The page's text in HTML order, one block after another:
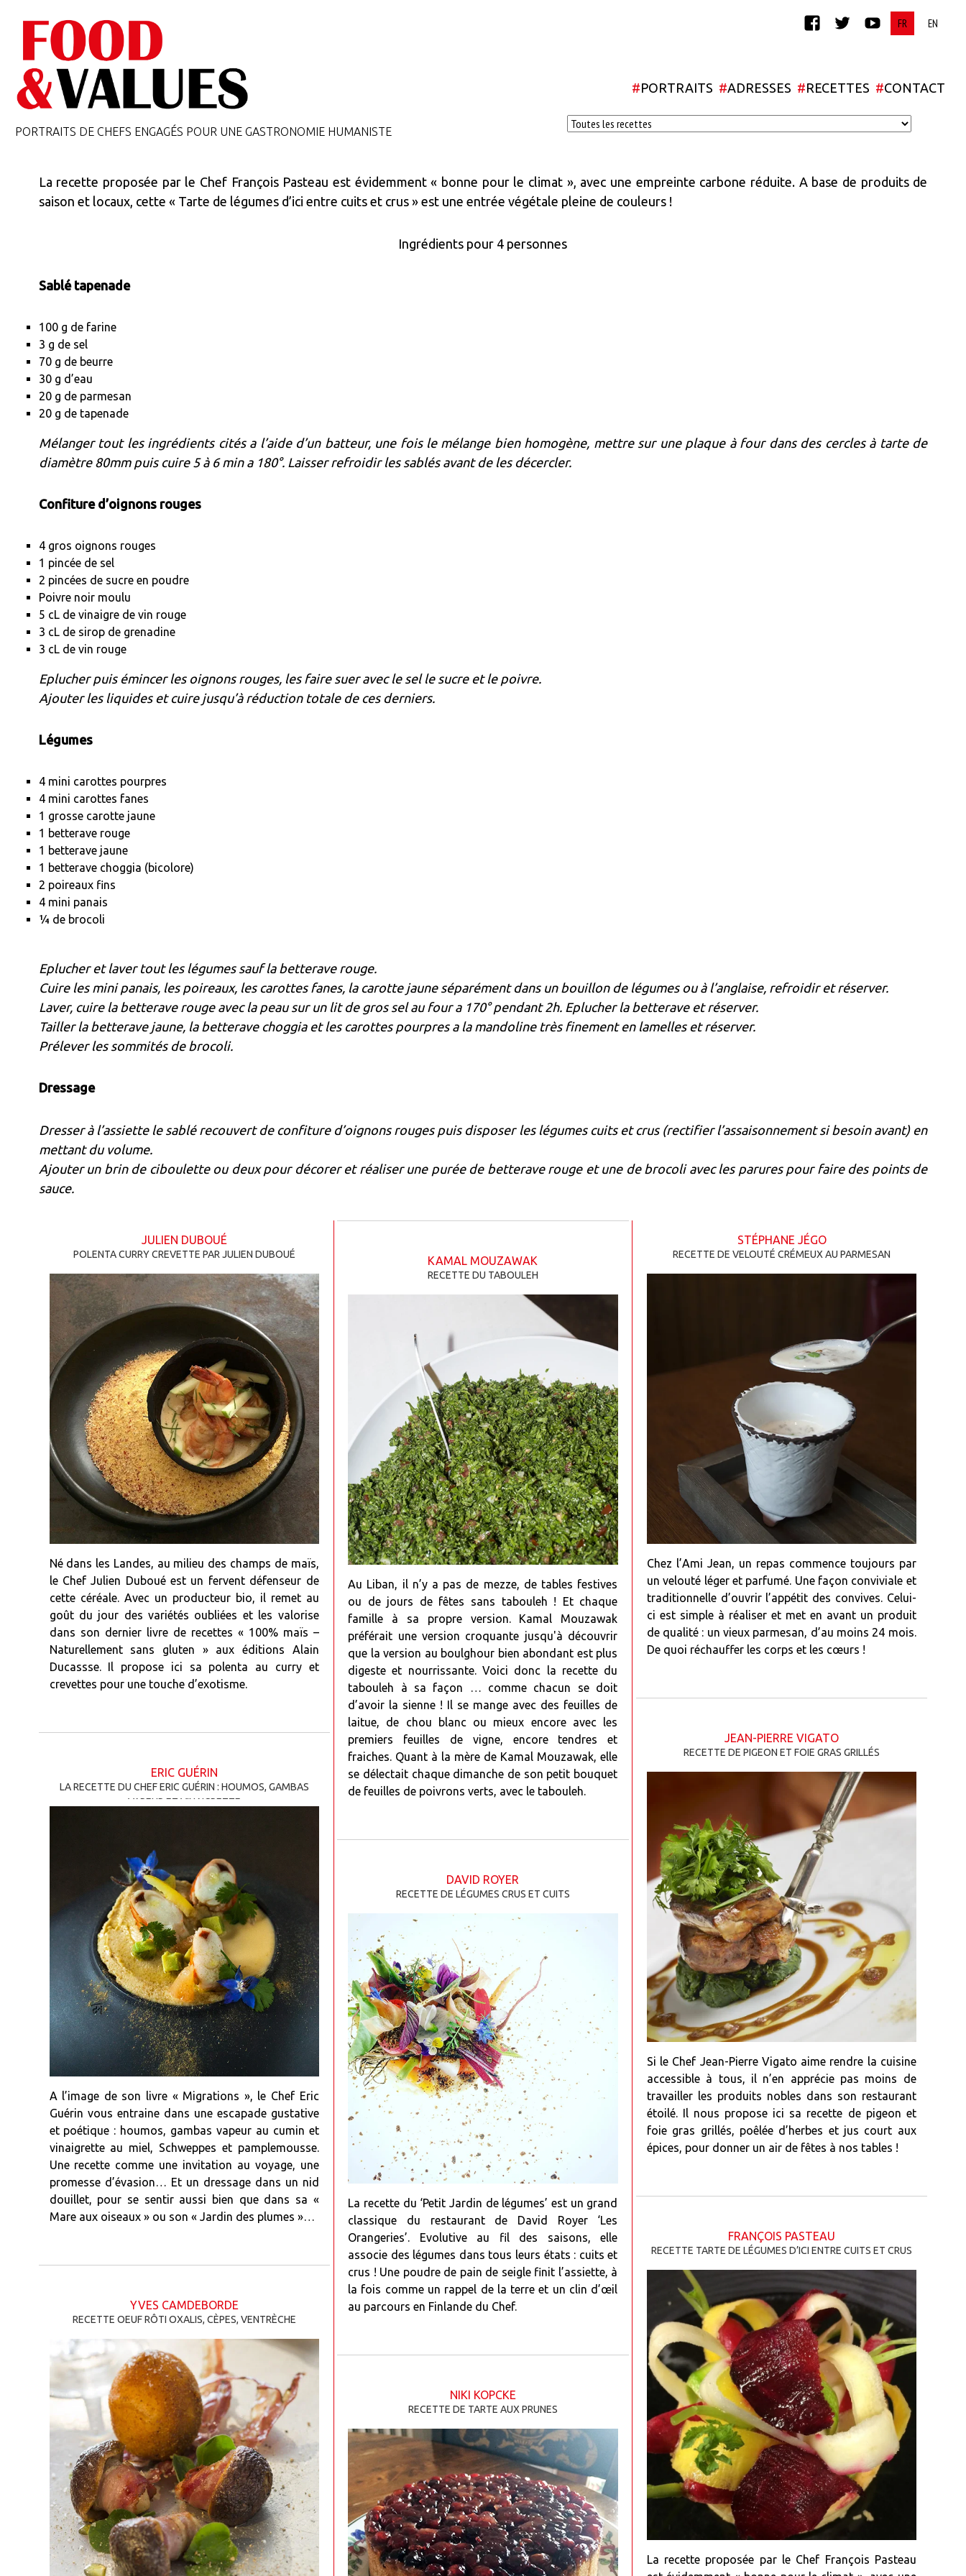
PORTRAITS DE CHEFS ENGAGÉS POUR UNE GASTRONOMIE HUMANISTE
FACEBOOKTWITTERYOUTUBE
#PORTRAITS #ADRESSES #RECETTES #CONTACT
La recette proposée par le Chef François Pasteau est évidemment « bonne pour le climat », avec une empreinte carbone réduite. A base de produits de
saison et locaux, cette « Tarte de légumes d’ici entre cuits et crus » est une entrée végétale pleine de couleurs !
Ingrédients pour 4 personnes
Sablé tapenade
100 g de farine
3 g de sel
70 g de beurre
30 g d’eau
20 g de parmesan
20 g de tapenade
Mélanger tout les ingrédients cités a l’aide d’un batteur, une fois le mélange bien homogène, mettre sur une plaque à four dans des cercles à tarte de
diamètre 80mm puis cuire 5 à 6 min a 180°. Laisser refroidir les sablés avant de les décercler.
Confiture d’oignons rouges
4 gros oignons rouges
1 pincée de sel
2 pincées de sucre en poudre
Poivre noir moulu
5 cL de vinaigre de vin rouge
3 cL de sirop de grenadine
3 cL de vin rouge
Eplucher puis émincer les oignons rouges, les faire suer avec le sel le sucre et le poivre.
Ajouter les liquides et cuire jusqu’à réduction totale de ces derniers.
Légumes
4 mini carottes pourpres
4 mini carottes fanes
1 grosse carotte jaune
1 betterave rouge
1 betterave jaune
1 betterave choggia (bicolore)
2 poireaux fins
4 mini panais
¼ de brocoli
Eplucher et laver tout les légumes sauf la betterave rouge.
Cuire les mini panais, les poireaux, les carottes fanes, la carotte jaune séparément dans un bouillon de légumes ou à l’anglaise, refroidir et réserver.
Laver, cuire la betterave rouge avec la peau sur un lit de gros sel au four a 170° pendant 2h. Eplucher la betterave et réserver.
Tailler la betterave jaune, la betterave choggia et les carottes pourpres a la mandoline très finement en lamelles et réserver.
Prélever les sommités de brocoli.
Dressage
Dresser à l’assiette le sablé recouvert de confiture d’oignons rouges puis disposer les légumes cuits et crus (rectifier l’assaisonnement si besoin avant) en
mettant du volume.
Ajouter un brin de ciboulette ou deux pour décorer et réaliser une purée de betterave rouge et une de brocoli avec les parures pour faire des points de
sauce.
JULIEN DUBOUÉ
POLENTA CURRY CREVETTE PAR JULIEN DUBOUÉ
Né dans les Landes, au milieu des champs de maïs,
le Chef Julien Duboué est un fervent défenseur de
cette céréale. Avec un producteur bio, il remet au
goût du jour des variétés oubliées et les valorise
dans son dernier livre de recettes « 100% maïs –
Naturellement sans gluten » aux éditions Alain
Ducassse. Il propose ici sa polenta au curry et
crevettes pour une touche d’exotisme.
ERIC GUÉRIN
LA RECETTE DU CHEF ERIC GUÉRIN : HOUMOS, GAMBAS
VAPEUR ET VINAIGRETTE
A l’image de son livre « Migrations », le Chef Eric
Guérin vous entraine dans une escapade gustative
et poétique : houmos, gambas vapeur au cumin et
vinaigrette au miel, Schweppes et pamplemousse.
Une recette comme une invitation au voyage, une
promesse d’évasion… Et un dressage dans un nid
douillet, pour se sentir aussi bien que dans sa «
Mare aux oiseaux » ou son « Jardin des plumes »…
YVES CAMDEBORDE
RECETTE OEUF RÔTI OXALIS, CÈPES, VENTRÈCHE
KAMAL MOUZAWAK
RECETTE DU TABOULEH
Au Liban, il n’y a pas de mezze, de tables festives
ou de jours de fêtes sans tabouleh ! Et chaque
famille à sa propre version. Kamal Mouzawak
préférait une version croquante jusqu'à découvrir
que la version au boulghour bien abondant est plus
digeste et nourrissante. Voici donc la recette du
tabouleh à sa façon … comme chacun se doit
d’avoir la sienne ! Il se mange avec des feuilles de
laitue, de chou blanc ou mieux encore avec les
premiers feuilles de vigne, encore tendres et
fraiches. Quant à la mère de Kamal Mouzawak, elle
se délectait chaque dimanche de son petit bouquet
de feuilles de poivrons verts, avec le tabouleh.
DAVID ROYER
RECETTE DE LÉGUMES CRUS ET CUITS
La recette du ‘Petit Jardin de légumes’ est un grand
classique du restaurant de David Royer ‘Les
Orangeries’. Evolutive au fil des saisons, elle
associe des légumes dans tous leurs états : cuits et
crus ! Une poudre de pain de seigle finit l’assiette, à
la fois comme un rappel de la terre et un clin d’œil
au parcours en Finlande du Chef.
NIKI KOPCKE
RECETTE DE TARTE AUX PRUNES
STÉPHANE JÉGO
RECETTE DE VELOUTÉ CRÉMEUX AU PARMESAN
Chez l’Ami Jean, un repas commence toujours par
un velouté léger et parfumé. Une façon conviviale et
traditionnelle d’ouvrir l’appétit des convives. Celui-
ci est simple à réaliser et met en avant un produit
de qualité : un vieux parmesan, d’au moins 24 mois.
De quoi réchauffer les corps et les cœurs !
JEAN-PIERRE VIGATO
RECETTE DE PIGEON ET FOIE GRAS GRILLÉS
Si le Chef Jean-Pierre Vigato aime rendre la cuisine
accessible à tous, il n’en apprécie pas moins de
travailler les produits nobles dans son restaurant
étoilé. Il nous propose ici sa recette de pigeon et
foie gras grillés, poêlée d’herbes et jus court aux
épices, pour donner un air de fêtes à nos tables !
FRANÇOIS PASTEAU
RECETTE TARTE DE LÉGUMES D’ICI ENTRE CUITS ET CRUS
La recette proposée par le Chef François Pasteau